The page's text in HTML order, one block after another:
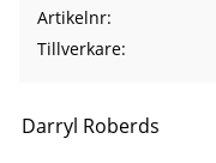
Artikelnr
Tillverkare
Darryl Roberds